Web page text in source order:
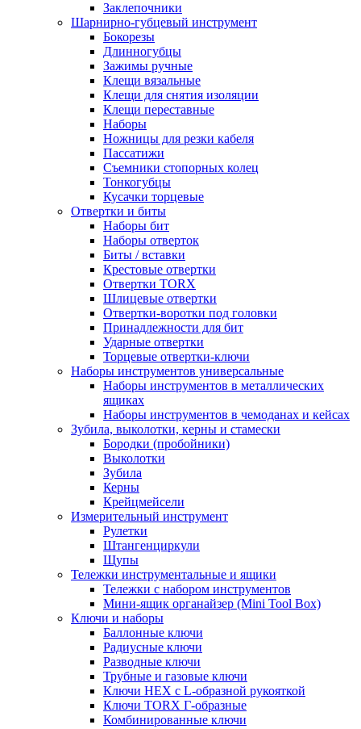
Заклепочники
Шарнирно-губцевый инструмент
Бокорезы
Длинногубцы
Зажимы ручные
Клещи вязальные
Клещи для снятия изоляции
Клещи переставные
Наборы
Ножницы для резки кабеля
Пассатижи
Съемники стопорных колец
Тонкогубцы
Кусачки торцевые
Отвертки и биты
Наборы бит
Наборы отверток
Биты / вставки
Крестовые отвертки
Отвертки TORX
Шлицевые отвертки
Отвертки-воротки под головки
Принадлежности для бит
Ударные отвертки
Торцевые отвертки-ключи
Наборы инструментов универсальные
Наборы инструментов в металлических
ящиках
Наборы инструментов в чемоданах и кейсах
Зубила, выколотки, керны и стамески
Бородки (пробойники)
Выколотки
Зубила
Керны
Крейцмейсели
Измерительный инструмент
Рулетки
Штангенциркули
Щупы
Тележки инструментальные и ящики
Тележки с набором инструментов
Мини-ящик органайзер (Mini Tool Box)
Ключи и наборы
Баллонные ключи
Радиусные ключи
Разводные ключи
Трубные и газовые ключи
Ключи HEX с L-образной рукояткой
Ключи TORX Г-образные
Комбинированные ключи